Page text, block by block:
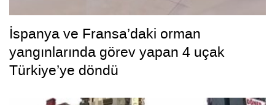
İspanya ve Fransa’daki orman
yangınlarında görev yapan 4 uçak
Türkiye’ye döndü